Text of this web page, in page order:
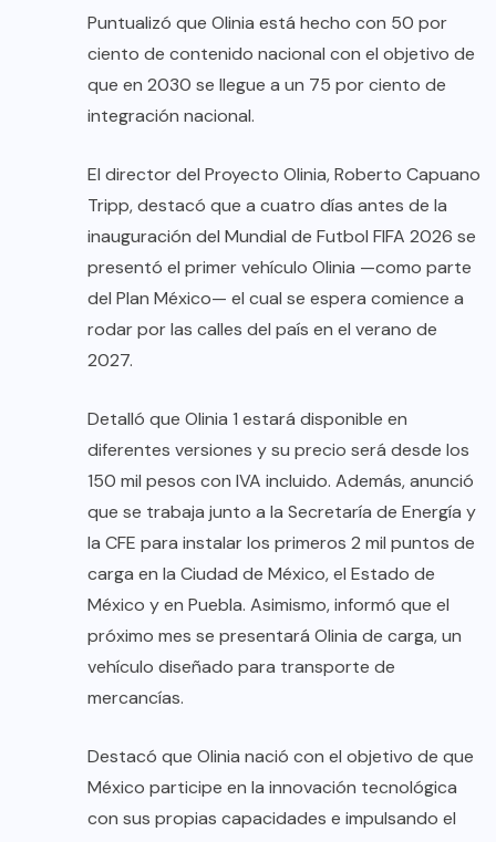
Puntualizó que Olinia está hecho con 50 por
ciento de contenido nacional con el objetivo de
que en 2030 se llegue a un 75 por ciento de
integración nacional.
El director del Proyecto Olinia, Roberto Capuano
Tripp, destacó que a cuatro días antes de la
inauguración del Mundial de Futbol FIFA 2026 se
presentó el primer vehículo Olinia —como parte
del Plan México— el cual se espera comience a
rodar por las calles del país en el verano de
2027.
Detalló que Olinia 1 estará disponible en
diferentes versiones y su precio será desde los
150 mil pesos con IVA incluido. Además, anunció
que se trabaja junto a la Secretaría de Energía y
la CFE para instalar los primeros 2 mil puntos de
carga en la Ciudad de México, el Estado de
México y en Puebla. Asimismo, informó que el
próximo mes se presentará Olinia de carga, un
vehículo diseñado para transporte de
mercancías.
Destacó que Olinia nació con el objetivo de que
México participe en la innovación tecnológica
con sus propias capacidades e impulsando el